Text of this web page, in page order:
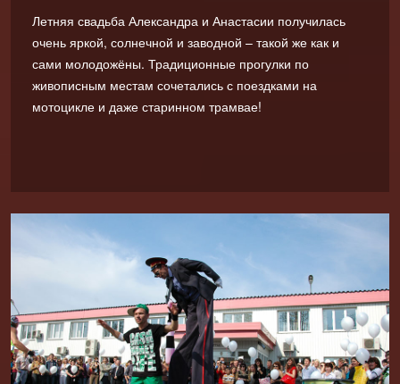
Летняя свадьба Александра и Анастасии получилась
очень яркой, солнечной и заводной – такой же как и
сами молодожёны. Традиционные прогулки по
живописным местам сочетались с поездками на
мотоцикле и даже старинном трамвае!